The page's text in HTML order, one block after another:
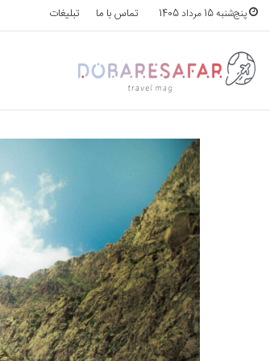
پنج‌شنبه 15 مرداد 1405 تماس با ما تبلیغات